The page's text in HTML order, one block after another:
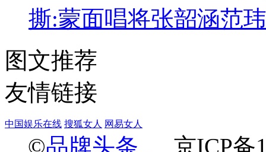
撕:蒙面唱将张韶涵范
图文推荐
友情链接
中国娱乐在线 搜狐女人 网易女人
©品牌头条
京ICP备